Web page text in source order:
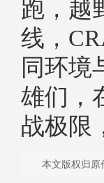
跑，越
线，
同环境
雄们，
战极限
本文版权归原